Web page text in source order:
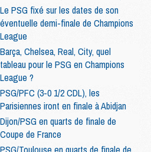
Le PSG fixé sur les dates de son
éventuelle demi-finale de Champions
League
Barça, Chelsea, Real, City, quel
tableau pour le PSG en Champions
League ?
PSG/PFC (3-0 1/2 CDL), les
Parisiennes iront en finale à Abidjan
Dijon/PSG en quarts de finale de
Coupe de France